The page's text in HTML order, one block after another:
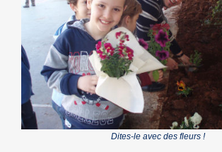
Dites-le avec des fleurs !